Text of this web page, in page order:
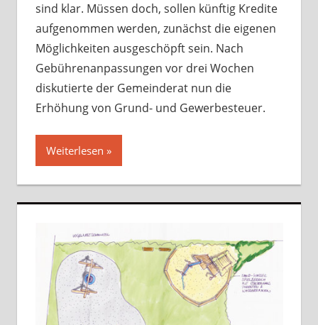
sind klar. Müssen doch, sollen künftig Kredite
aufgenommen werden, zunächst die eigenen
Möglichkeiten ausgeschöpft sein. Nach
Gebührenanpassungen vor drei Wochen
diskutierte der Gemeinderat nun die
Erhöhung von Grund- und Gewerbesteuer.
Weiterlesen